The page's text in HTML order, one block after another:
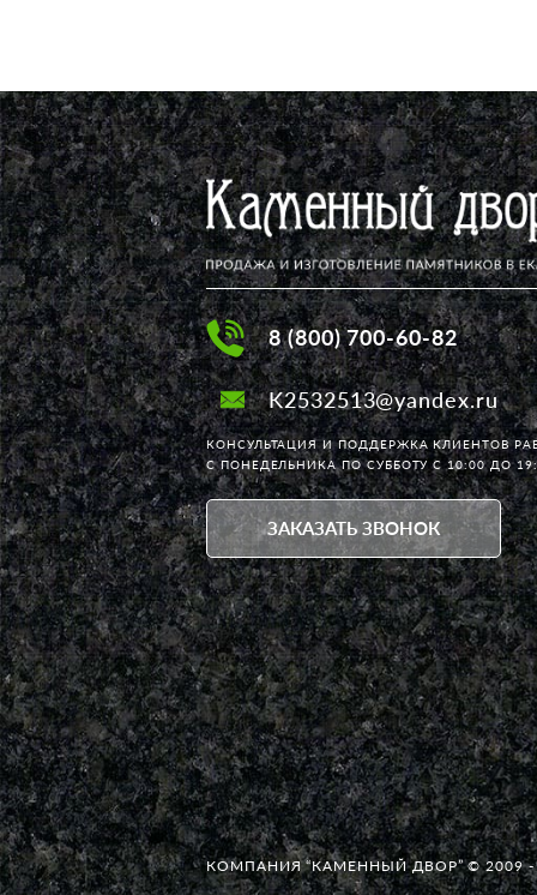
8 (800) 700-60-82
K2532513@yandex.ru
КОНСУЛЬТАЦИЯ И ПОДДЕРЖКА КЛИЕНТОВ
С ПОНЕДЕЛЬНИКА ПО СУББОТУ С 10:00 ДО
ЗАКАЗАТЬ ЗВОНОК
КОМПАНИЯ “КАМЕННЫЙ ДВОР” © 2009 -